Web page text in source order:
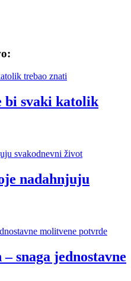
bi svaki katolik
nadahnjuju
snaga jednostavne